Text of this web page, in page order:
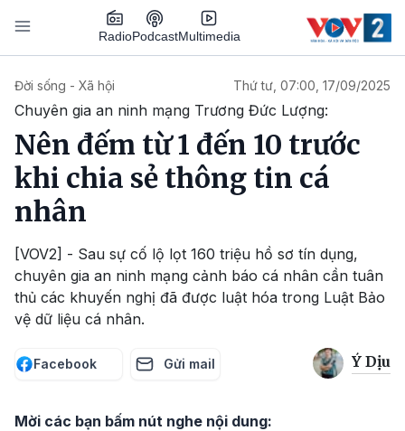
Nhảy đến nội dung
RadioPodcastMultimedia
Đời sống - Xã hội Thứ tư, 07:00, 17/09/2025
Chuyên gia an ninh mạng Trương Đức Lượng:
Nên đếm từ 1 đến 10 trước
khi chia sẻ thông tin cá
nhân
[VOV2] - Sau sự cố lộ lọt 160 triệu hồ sơ tín dụng,
chuyên gia an ninh mạng cảnh báo cá nhân cần tuân
thủ các khuyến nghị đã được luật hóa trong Luật Bảo
vệ dữ liệu cá nhân.
Facebook Gửi mail Ý Dịu
Mời các bạn bấm nút nghe nội dung: